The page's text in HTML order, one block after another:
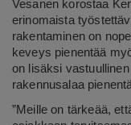
Vesanen korostaa
erinomaista
rakentaminen on
keveys pienentää
on lisäksi
rakennusalaa
”Meille on tärkeää,